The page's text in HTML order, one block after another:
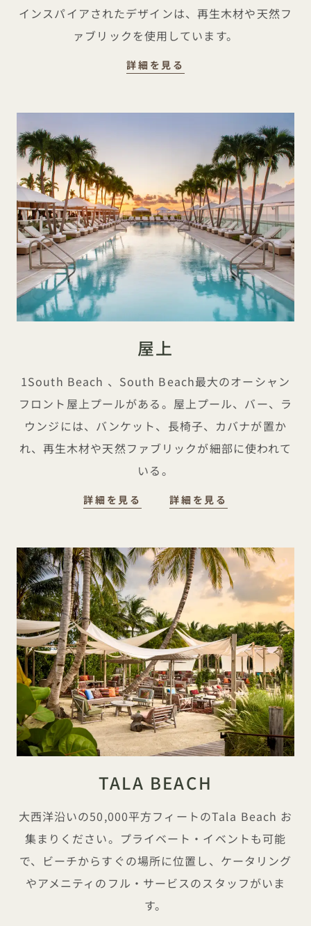
インスパイアされたデザインは、再生木材や天然フ
ァブリックを使用しています。
詳細を見る
屋上
1South Beach 、South Beach最大のオーシャン
フロント屋上プールがある。屋上プール、バー、ラ
ウンジには、バンケット、長椅子、カバナが置か
れ、再生木材や天然ファブリックが細部に使われて
いる。
詳細を見る 詳細を見る
TALA BEACH
大西洋沿いの50,000平方フィートのTala Beach お
集まりください。プライベート・イベントも可能
で、ビーチからすぐの場所に位置し、ケータリング
やアメニティのフル・サービスのスタッフがいま
す。